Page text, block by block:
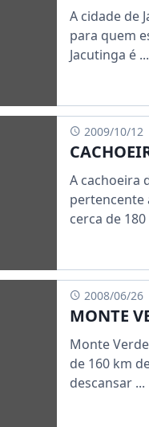
A cidade de
para quem
Jacutinga é ...
2009/10/12
A cachoeira
pertencente
cerca de 180
2008/06/26
MONTE
Monte
de 160 km
descansar ...